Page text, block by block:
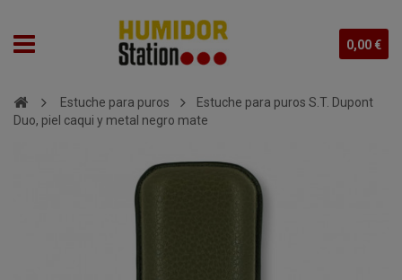
0,00 €
Estuche para puros
Estuche para puros S.T. Dupont
Duo, piel caqui y metal negro mate